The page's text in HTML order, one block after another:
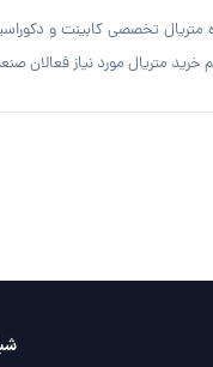
متریال مورد نیاز فعالان